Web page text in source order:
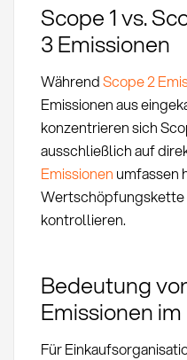
Scope 1 vs.
3 Emissionen
WährendScope 2
Emissionen aus
konzentrieren sich
ausschließlich auf
Emissionen umfassen
Wertschöpfungskette
kontrollieren.
Bedeutung
Emissionen
Für